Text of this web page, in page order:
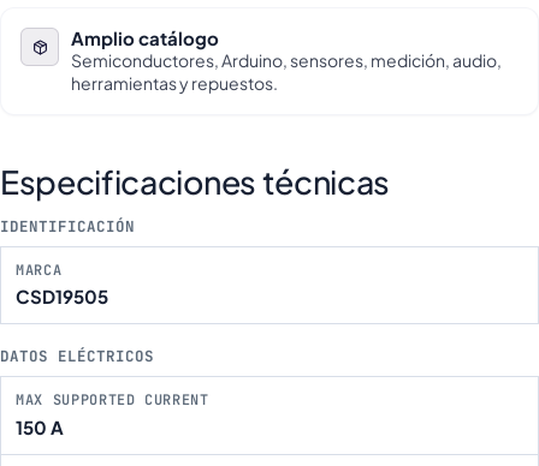
Amplio catálogo
Semiconductores, Arduino, sensores, medición, audio,
herramientas y repuestos.
Especificaciones técnicas
IDENTIFICACIÓN
MARCA
CSD19505
DATOS ELÉCTRICOS
MAX SUPPORTED CURRENT
150 A